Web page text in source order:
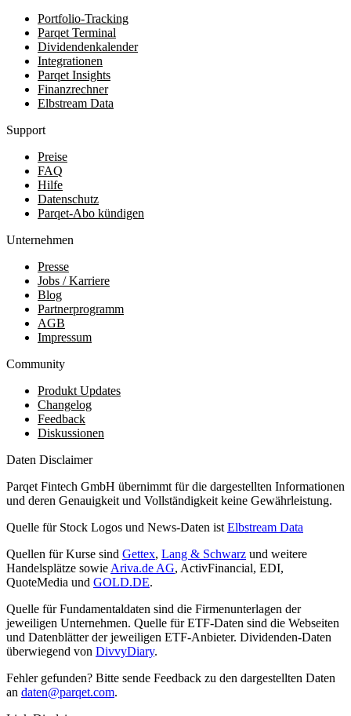
Portfolio-Tracking
Parqet Terminal
Dividendenkalender
Integrationen
Parqet Insights
Finanzrechner
Elbstream Data
Support
Preise
FAQ
Hilfe
Datenschutz
Parqet-Abo kündigen
Unternehmen
Presse
Jobs / Karriere
Blog
Partnerprogramm
AGB
Impressum
Community
Produkt Updates
Changelog
Feedback
Diskussionen
Daten Disclaimer
Parqet Fintech GmbH übernimmt für die dargestellten Informationen
und deren Genauigkeit und Vollständigkeit keine Gewährleistung.
Quelle für Stock Logos und News-Daten ist Elbstream Data
Quellen für Kurse sind Gettex, Lang & Schwarz und weitere
Handelsplätze sowie Ariva.de AG, ActivFinancial, EDI,
QuoteMedia und GOLD.DE.
Quelle für Fundamentaldaten sind die Firmenunterlagen der
jeweiligen Unternehmen. Quelle für ETF-Daten sind die Webseiten
und Datenblätter der jeweiligen ETF-Anbieter. Dividenden-Daten
überwiegend von DivvyDiary.
Fehler gefunden? Bitte sende Feedback zu den dargestellten Daten
an daten@parqet.com.